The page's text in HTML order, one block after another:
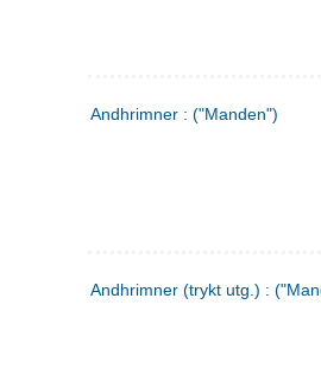
Andhrimner : ("Manden")
Andhrimner (trykt utg.) :